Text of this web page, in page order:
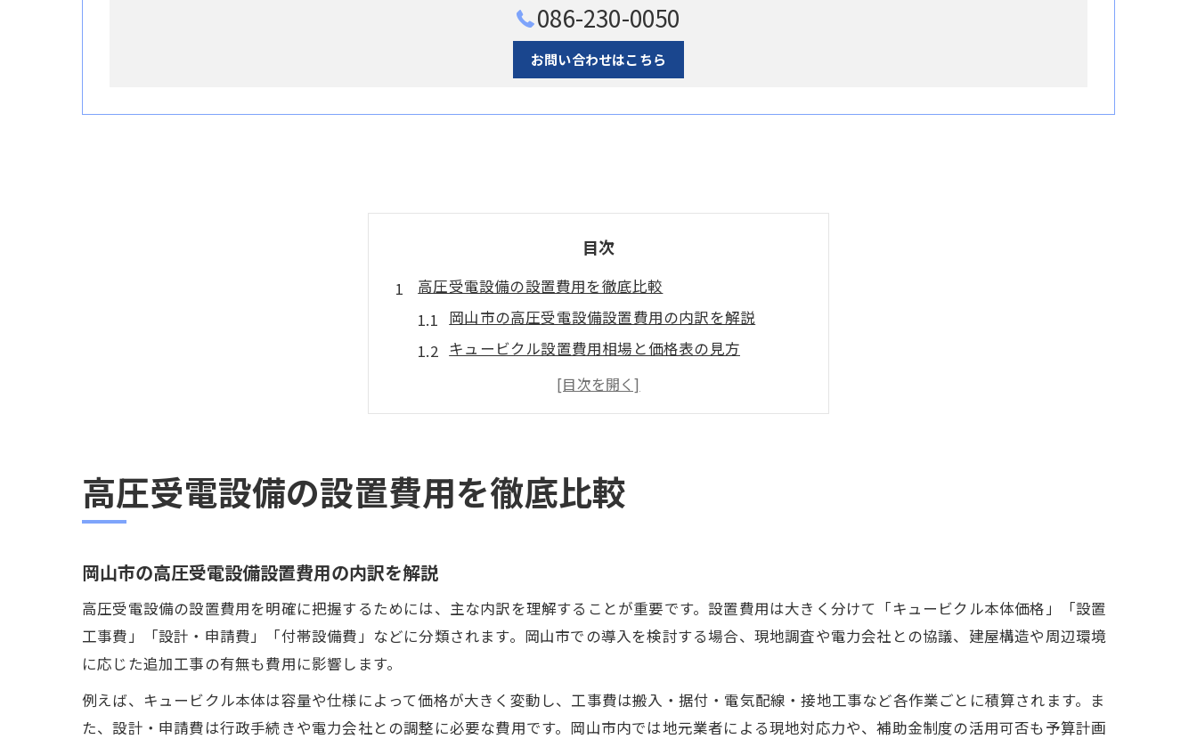
086-230-0050
お問い合わせはこちら
目次
高圧受電設備の設置費用を徹底比較
岡山市の高圧受電設備設置費用の内訳を解説
キュービクル設置費用相場と価格表の見方
容量別キュービクル価格動向と選び方のコツ
岡山市で高圧受電設備導入時にかかる費用ポイント
岡山市で高圧受電設備を導入する際の注意点
岡山市で高圧受電設備導入時の工事条件を整理
設置費用相場と助成金情報の最新事情
業者選びで押さえたい見積もり比較のコツ
300kVAキュービクルの価格推移と現状分析
岡山市で300kVA受電設備を選ぶ基準
高圧受電設備の設置費用を徹底比較
岡山市の高圧受電設備設置費用の内訳を解説
高圧受電設備の設置費用を明確に把握するためには、主な内訳を理解することが重要です。設置費用は大きく分けて「キュービクル本体価格」「設置
工事費」「設計・申請費」「付帯設備費」などに分類されます。岡山市での導入を検討する場合、現地調査や電力会社との協議、建屋構造や周辺環境
に応じた追加工事の有無も費用に影響します。
例えば、キュービクル本体は容量や仕様によって価格が大きく変動し、工事費は搬入・据付・電気配線・接地工事など各作業ごとに積算されます。ま
た、設計・申請費は行政手続きや電力会社との調整に必要な費用です。岡山市内では地元業者による現地対応力や、補助金制度の活用可否も予算計画